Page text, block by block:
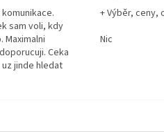
sam voli, kdy
Maximalni
Ceka
jinde hledat
+ Výběr, ceny,
Nic